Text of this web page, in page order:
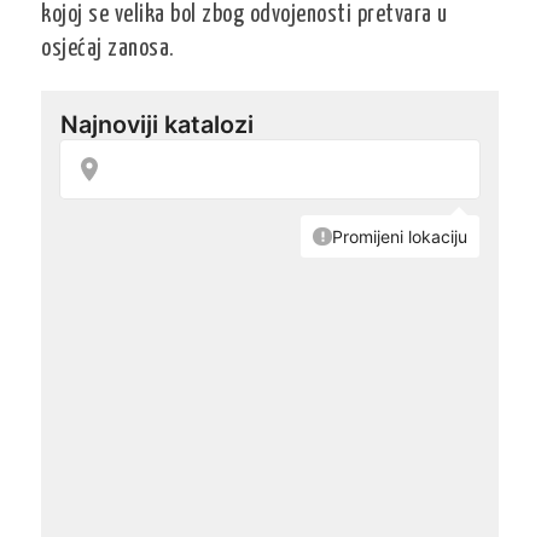
kojoj se velika bol zbog odvojenosti pretvara u
osjećaj zanosa.